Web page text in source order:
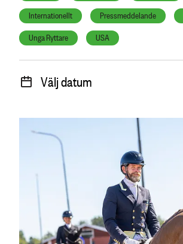
Internationellt
Pressmeddelande
Unga Ryttare
USA
Välj datum